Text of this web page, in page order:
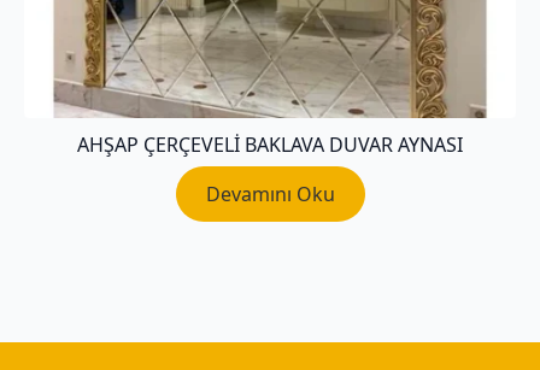
AHŞAP ÇERÇEVELI BAKLAVA DUVAR AYNASI
Devamını Oku